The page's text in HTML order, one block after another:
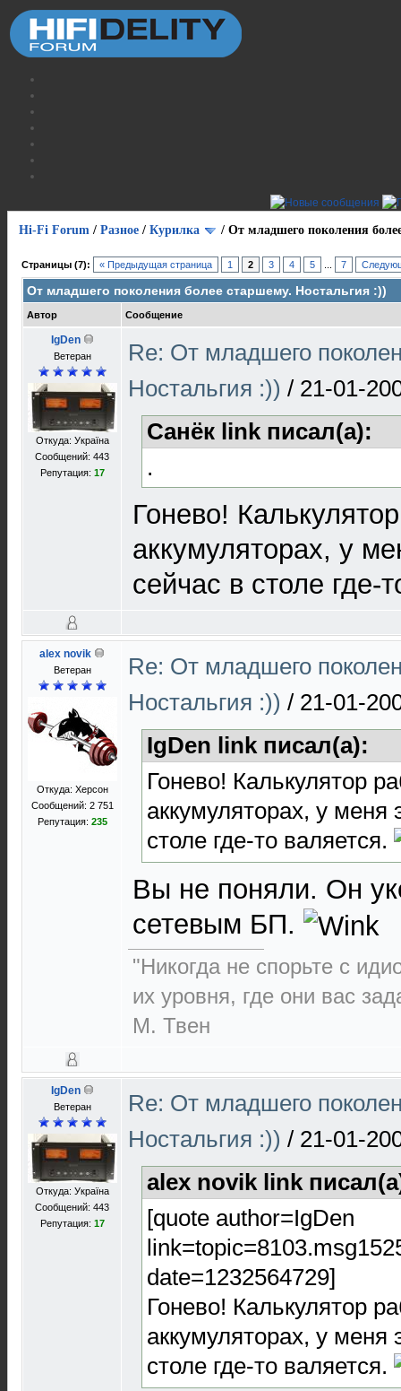
Hi-Fi Forum / Разное / Курилка / От младшего поколения
Страницы (7): « Предыдущая страница 1 2 3 4 5 7
От младшего поколения более старшему. Ностальгия :))
Автор Сообщение
IgDen
Ветеран
Откуда: Україна
Сообщений: 443
Репутация: 17
Re: От младшего
Ностальгия :)) / 21-01-
Санёк link писал(а):
.
Гонево!
аккумуляторах, у
сейчас в столе где-
alex novik
Ветеран
Откуда: Херсон
Сообщений: 2 751
Репутация: 235
Re: От младшего
Ностальгия :)) / 21-01-
IgDen link писал(а):
Гонево! Калькулятор
аккумуляторах, у меня
столе где-то валяется.
Вы не поняли. Он
сетевым БП.
"Никогда не спорьте с
их уровня, где они вас
М. Твен
IgDen
Ветеран
Откуда: Україна
Сообщений: 443
Репутация: 17
Re: От младшего
Ностальгия :)) / 21-01-
alex novik link
[quote author=IgDen
date=1232564729]
Гонево! Калькулятор
аккумуляторах, у меня
столе где-то валяется.